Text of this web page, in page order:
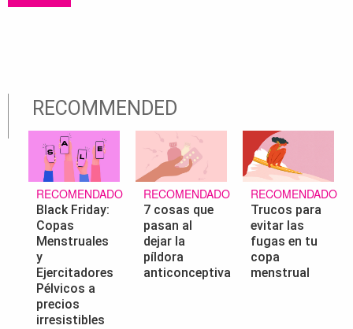
RECOMMENDED
RECOMENDADO
Black Friday:
Copas
Menstruales
y
Ejercitadores
Pélvicos a
precios
irresistibles
RECOMENDADO
7 cosas que
pasan al
dejar la
píldora
anticonceptiva
RECOMENDADO
Trucos para
evitar las
fugas en tu
copa
menstrual